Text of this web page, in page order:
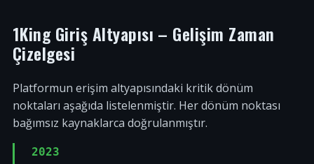
1King Giriş Altyapısı – Gelişim Zaman
Çizelgesi
Platformun erişim altyapısındaki kritik dönüm
noktaları aşağıda listelenmiştir. Her dönüm noktası
bağımsız kaynaklarca doğrulanmıştır.
2023